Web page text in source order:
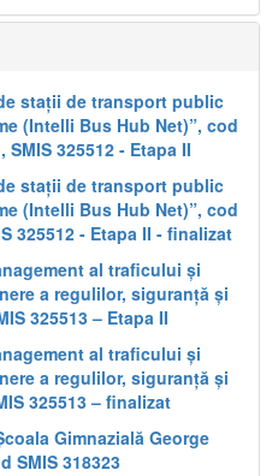
stații de transport public
(Intelli Bus Hub Net)”, cod
SMIS 325512 - Etapa II
stații de transport public
(Intelli Bus Hub Net)”, cod
325512 - Etapa II - finalizat
al traficului și
a regulilor, siguranță și
325513 – Etapa II
al traficului și
a regulilor, siguranță și
325513 – finalizat
Gimnazială George
SMIS 318323